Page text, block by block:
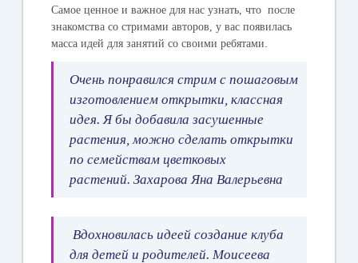
Самое ценное и важное для нас узнать, что после
знакомства со стримами авторов, у вас появилась
масса идей для занятий со своими ребятами.
Очень понравился стрим с пошаговым
изготовлением открытки, классная
идея. Я бы добавила засушенные
растения, можно сделать открытки
по семействам цветковых
растений.Захарова Яна Валерьевна
Вдохновилась идеей создание клуба
для детей и родителей. Моисеева